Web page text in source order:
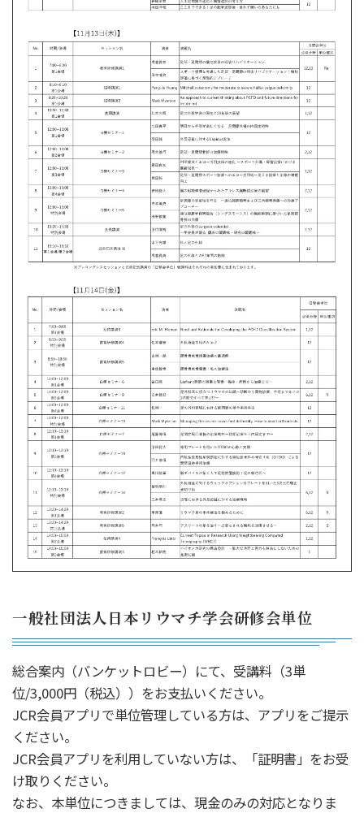
一般社団法人日本リウマチ学会研修会単位
総合案内（バンケットロビー）にて、受講料（3単
位/3,000円（税込））をお支払いください。
JCR会員アプリで単位管理している方は、アプリをご提示
ください。
JCR会員アプリを利用していない方は、「証明書」をお受
け取りください。
なお、本単位につきましては、現金のみの対応となりま